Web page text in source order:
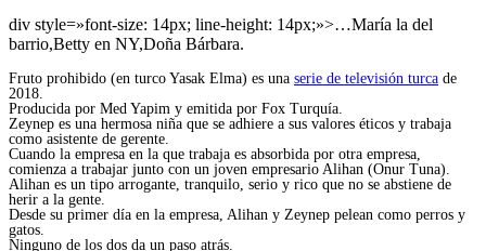
div style=»font-size: 14px; line-height: 14px;»>…María la del
barrio,Betty en NY,Doña Bárbara.
Fruto prohibido (en turco Yasak Elma) es una serie de televisión turca de
2018.
Producida por Med Yapim y emitida por Fox Turquía.
Zeynep es una hermosa niña que se adhiere a sus valores éticos y trabaja
como asistente de gerente.
Cuando la empresa en la que trabaja es absorbida por otra empresa,
comienza a trabajar junto con un joven empresario Alihan (Onur Tuna).
Alihan es un tipo arrogante, tranquilo, serio y rico que no se abstiene de
herir a la gente.
Desde su primer día en la empresa, Alihan y Zeynep pelean como perros y
gatos.
Ninguno de los dos da un paso atrás.